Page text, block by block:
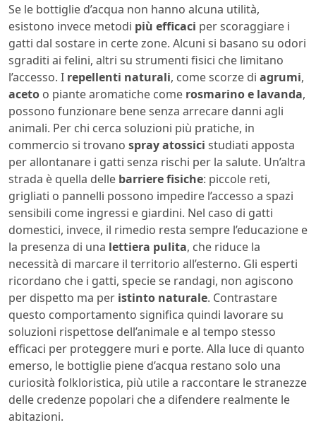
Se le bottiglie d’acqua non hanno alcuna utilità,
esistono invece metodi più efficaci per scoraggiare i
gatti dal sostare in certe zone. Alcuni si basano su odori
sgraditi ai felini, altri su strumenti fisici che limitano
l’accesso. I repellenti naturali, come scorze di agrumi,
aceto o piante aromatiche come rosmarino e lavanda,
possono funzionare bene senza arrecare danni agli
animali. Per chi cerca soluzioni più pratiche, in
commercio si trovano spray atossici studiati apposta
per allontanare i gatti senza rischi per la salute. Un’altra
strada è quella delle barriere fisiche: piccole reti,
grigliati o pannelli possono impedire l’accesso a spazi
sensibili come ingressi e giardini. Nel caso di gatti
domestici, invece, il rimedio resta sempre l’educazione e
la presenza di una lettiera pulita, che riduce la
necessità di marcare il territorio all’esterno. Gli esperti
ricordano che i gatti, specie se randagi, non agiscono
per dispetto ma per istinto naturale. Contrastare
questo comportamento significa quindi lavorare su
soluzioni rispettose dell’animale e al tempo stesso
efficaci per proteggere muri e porte. Alla luce di quanto
emerso, le bottiglie piene d’acqua restano solo una
curiosità folkloristica, più utile a raccontare le stranezze
delle credenze popolari che a difendere realmente le
abitazioni.